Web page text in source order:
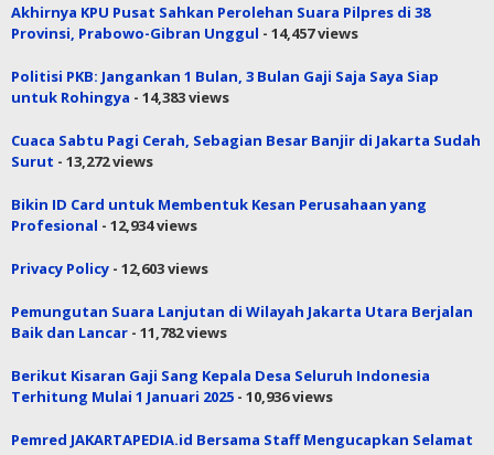
Akhirnya KPU Pusat Sahkan Perolehan Suara Pilpres di 38
Provinsi, Prabowo-Gibran Unggul - 14,457 views
Politisi PKB: Jangankan 1 Bulan, 3 Bulan Gaji Saja Saya Siap
untuk Rohingya - 14,383 views
Cuaca Sabtu Pagi Cerah, Sebagian Besar Banjir di Jakarta Sudah
Surut - 13,272 views
Bikin ID Card untuk Membentuk Kesan Perusahaan yang
Profesional - 12,934 views
Privacy Policy - 12,603 views
Pemungutan Suara Lanjutan di Wilayah Jakarta Utara Berjalan
Baik dan Lancar - 11,782 views
Berikut Kisaran Gaji Sang Kepala Desa Seluruh Indonesia
Terhitung Mulai 1 Januari 2025 - 10,936 views
Pemred JAKARTAPEDIA.id Bersama Staff Mengucapkan Selamat